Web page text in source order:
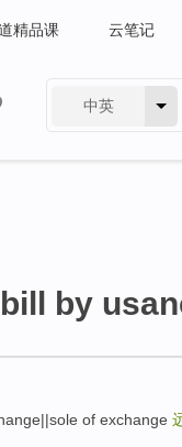
精品课 云笔记
中英
by
of exchange